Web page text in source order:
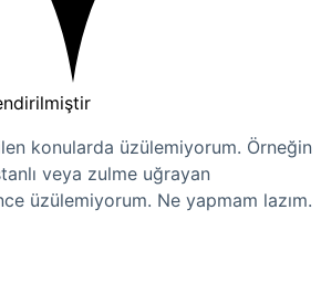
konularda üzülemiyorum. Örneğin
veya zulme uğrayan
üzülemiyorum. Ne yapmam lazım.